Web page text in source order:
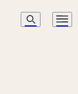
Navigasjon
Søk Meny